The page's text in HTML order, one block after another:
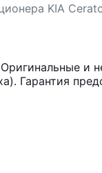
KIA
и
Гарантия